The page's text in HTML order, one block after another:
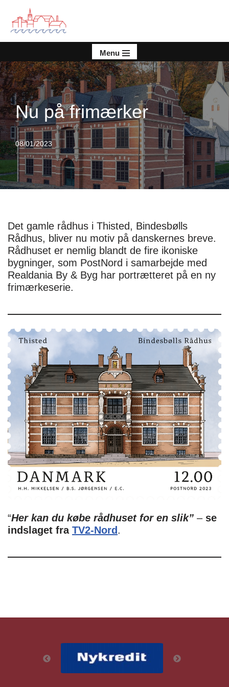
Spring
Menu
Nu på frimærker
08/01/2023
Det gamle rådhus i Thisted, Bindesbølls
Rådhus, bliver nu motiv på danskernes breve.
Rådhuset er nemlig blandt de fire ikoniske
bygninger, som PostNord i samarbejde med
Realdania By & Byg har portrætteret på en ny
frimærkeserie.
“Her kan du købe rådhuset for en slik” – se
indslaget fra TV2-Nord .